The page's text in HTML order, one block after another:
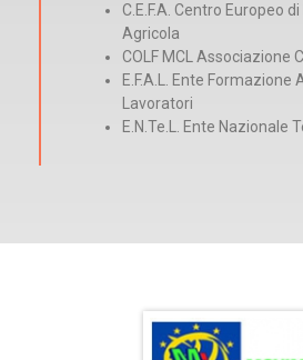
C.E.F.A. Centro Europeo
Agricola
COLF MCL Associazione
E.F.A.L. Ente
Lavoratori
E.N.Te.L. Ente Nazionale